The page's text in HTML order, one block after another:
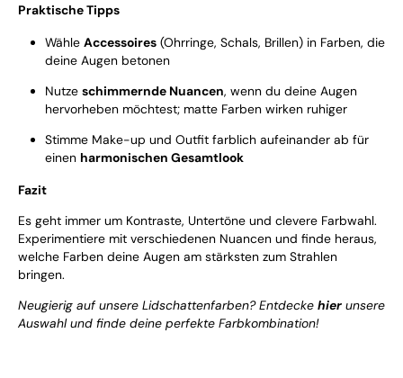
Praktische Tipps
Wähle Accessoires (Ohrringe, Schals, Brillen) in Farben, die
deine Augen betonen
Nutze schimmernde Nuancen, wenn du deine Augen
hervorheben möchtest; matte Farben wirken ruhiger
Stimme Make-up und Outfit farblich aufeinander ab für
einen harmonischen Gesamtlook
Fazit
Es geht immer um Kontraste, Untertöne und clevere Farbwahl.
Experimentiere mit verschiedenen Nuancen und finde heraus,
welche Farben deine Augen am stärksten zum Strahlen
bringen.
Neugierig auf unsere Lidschattenfarben? Entdecke hier unsere
Auswahl und finde deine perfekte Farbkombination!